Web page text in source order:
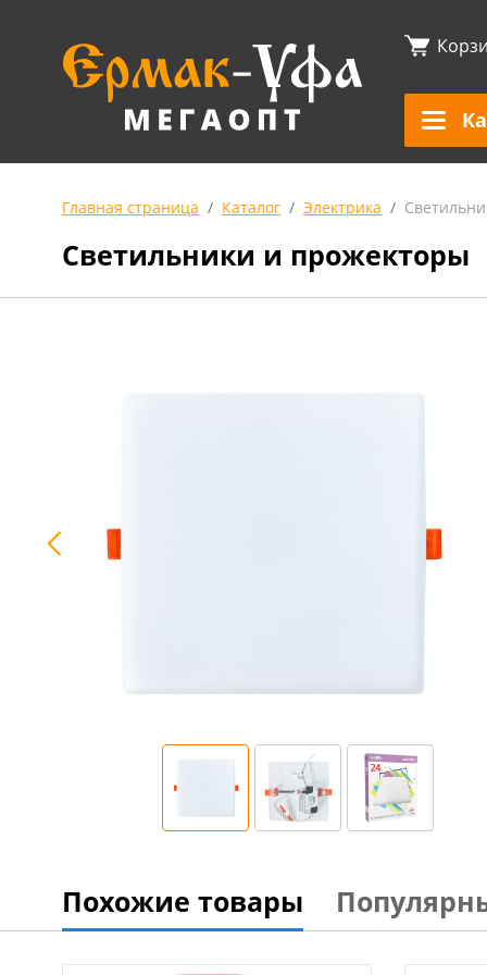
Главная страница Каталог Электрика
Светильники и прожекторы
Похожие товары